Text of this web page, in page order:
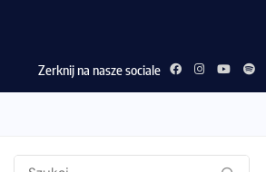
Zerknij na nasze sociale